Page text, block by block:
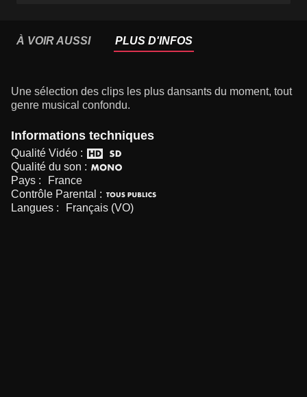
À VOIR AUSSI PLUS D'INFOS
Une sélection des clips les plus dansants du moment, tout
genre musical confondu.
Informations techniques
Qualité Vidéo :
Qualité du son :
Pays :
France
Contrôle Parental :
Langues :
Français (VO)